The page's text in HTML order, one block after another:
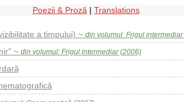
Poezii & Proză | Translations
a timpului) ~ din volumul: Frigul
~ din volumul: Frigul intermediar (2006)